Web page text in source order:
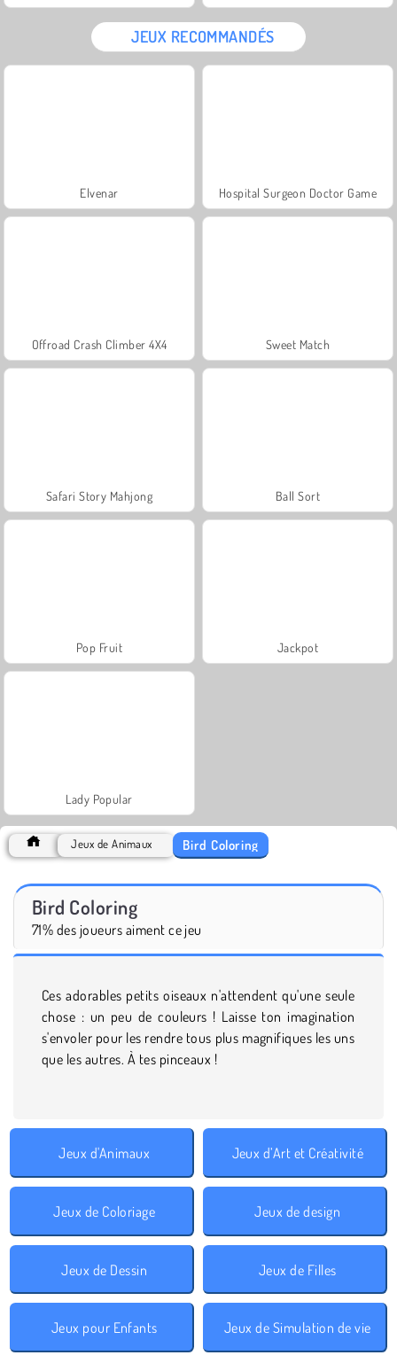
JEUX RECOMMANDÉS
Elvenar Hospital Surgeon Doctor Game
Offroad Crash Climber 4X4 Sweet Match
Safari Story Mahjong Ball Sort
Pop Fruit Jackpot
Lady Popular
Jeux de Animaux Bird Coloring
Bird Coloring
71% des joueurs aiment ce jeu
Ces adorables petits oiseaux n'attendent qu'une seule
chose : un peu de couleurs ! Laisse ton imagination
s'envoler pour les rendre tous plus magnifiques les uns
que les autres. À tes pinceaux !
Jeux d'Animaux Jeux d’Art et Créativité
Jeux de Coloriage Jeux de design
Jeux de Dessin Jeux de Filles
Jeux pour Enfants Jeux de Simulation de vie